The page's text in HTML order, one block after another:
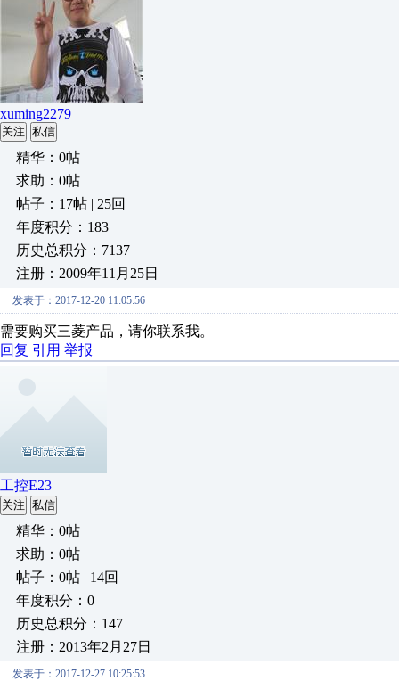
xuming2279
关注 私信
精华：0帖
求助：0帖
帖子：17帖 | 25回
年度积分：183
历史总积分：7137
注册：2009年11月25日
发表于：2017-12-20 11:05:56
需要购买三菱产品，请你联系我。
回复 引用 举报
工控E23
关注 私信
精华：0帖
求助：0帖
帖子：0帖 | 14回
年度积分：0
历史总积分：147
注册：2013年2月27日
发表于：2017-12-27 10:25:53